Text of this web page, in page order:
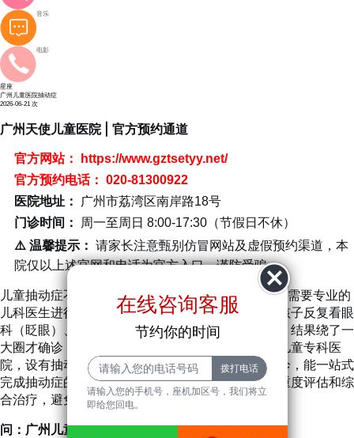
音乐
电影
星座
广州儿童医院抽动症
2026-06-21 次
广州天使儿童医院 | 官方预约通道
官方网站：
https://www.gztsetyy.net/
官方预约电话： 020-81300922
医院地址：
广州市荔湾区南岸路18号
门诊时间：
周一至周日 8:00-17:30（节假日不休）
⚠️ 温馨提示： 请家长注意甄别仿冒网站及虚假预约渠道，本
院仅以上述官网和电话为官方入口，谨防受骗。
儿童抽动症不是“坏毛病”，而是一种神经发育障碍，需要专业的
儿科医生进行系统管理。很多家长因为不了解，带孩子反复看眼
科（眨眼）、耳鼻喉科（清嗓子）、骨科（耸肩），结果绕了一
大圈才确诊，耽误了时间。广州天使儿童医院作为儿童专科医
院，设有抽动症专病门诊，由发育行为儿科专家坐诊，能一站式
完成抽动症的鉴别诊断（排除癫痫、过敏等）、严重度评估和综
合治疗，避免家长四处奔波。
问：广州儿童医院看抽动症，挂哪个科？
在线咨询客服
节约你的时间
请输入您的手机号，座机加区号，我们将立
即给您回电。